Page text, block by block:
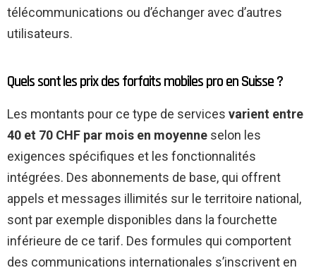
télécommunications ou d’échanger avec d’autres
utilisateurs.
Quels sont les prix des forfaits mobiles pro en Suisse ?
Les montants pour ce type de services varient entre
40 et 70 CHF par mois en moyenne selon les
exigences spécifiques et les fonctionnalités
intégrées. Des abonnements de base, qui offrent
appels et messages illimités sur le territoire national,
sont par exemple disponibles dans la fourchette
inférieure de ce tarif. Des formules qui comportent
des communications internationales s’inscrivent en